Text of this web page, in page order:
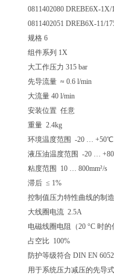
0811402080 DREBE6X-
0811402051 DREB6X-11/
规格 6
组件系列 1X
大工作压力 315 bar
先导流量 ≈ 0.6 l/min
大流量 40 l/min
安装位置 任意
重量 2.4kg
环境温度范围 -20 … +50℃
液压油温度范围 -20 …
粘度范围 10 … 800mm²/s
滞后 ≤ 1%
控制值压力特性曲线的制
大线圈电流 2.5A
电磁线圈电阻（20 °C 时
占空比 100%
防护等级符合 DIN EN
用于系统压力减压的先导